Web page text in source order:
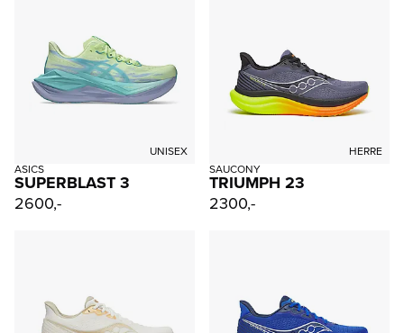
UNISEX
ASICS
SUPERBLAST 3
2600,-
HERRE
SAUCONY
TRIUMPH 23
2300,-